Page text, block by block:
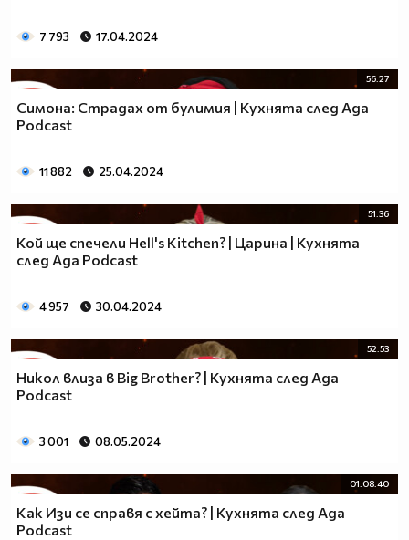
7 793 17.04.2024
56:27
Симона: Страдах от булимия | Кухнята след Ада
Podcast
11 882 25.04.2024
51:36
Кой ще спечели Hell's Kitchen? | Царина | Кухнята
след Ада Podcast
4 957 30.04.2024
52:53
Никол влиза в Big Brother? | Кухнята след Ада
Podcast
3 001 08.05.2024
01:08:40
Как Изи се справя с хейта? | Кухнята след Ада
Podcast